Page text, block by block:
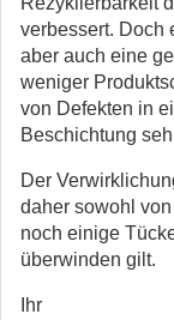
verbessert. Doch
aber auch eine
weniger
von Defekten in
Beschichtung
Der
daher sowohl
noch einige
überwinden gilt.
Ihr